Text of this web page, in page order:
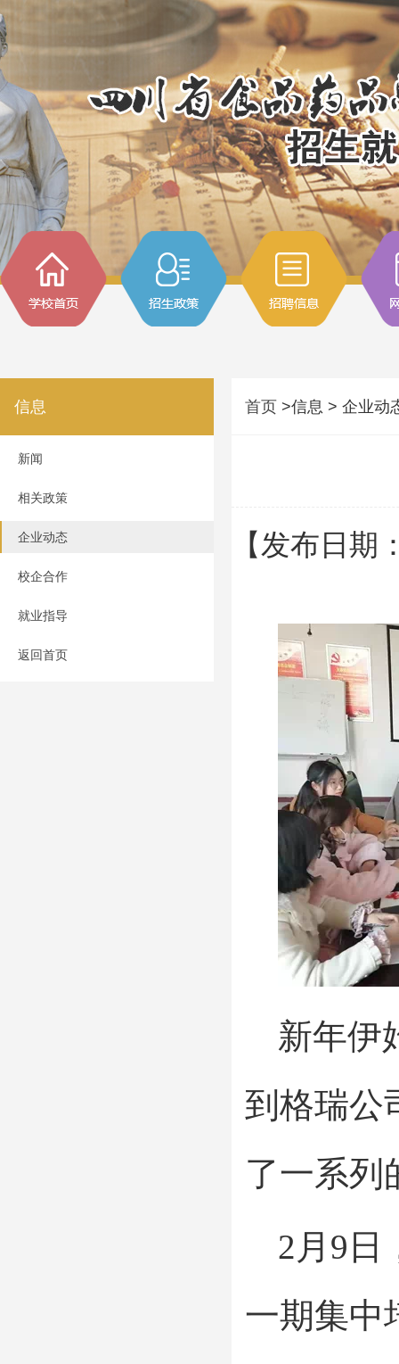
信息
新闻
相关政策
企业动态
校企合作
就业指导
返回首页
首页 >信息 > 企业动
【发布日
新年伊
到格瑞公
了一系列
2月9日
一期集中